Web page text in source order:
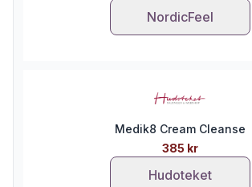
NordicFeel
Medik8 Cream Cleanse
385 kr
Hudoteket